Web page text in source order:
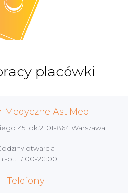
placówki
Medyczne AstiMed
45 lok.2, 01-864 Warszawa
otwarcia
pt.: 7:00-20:00
Telefony